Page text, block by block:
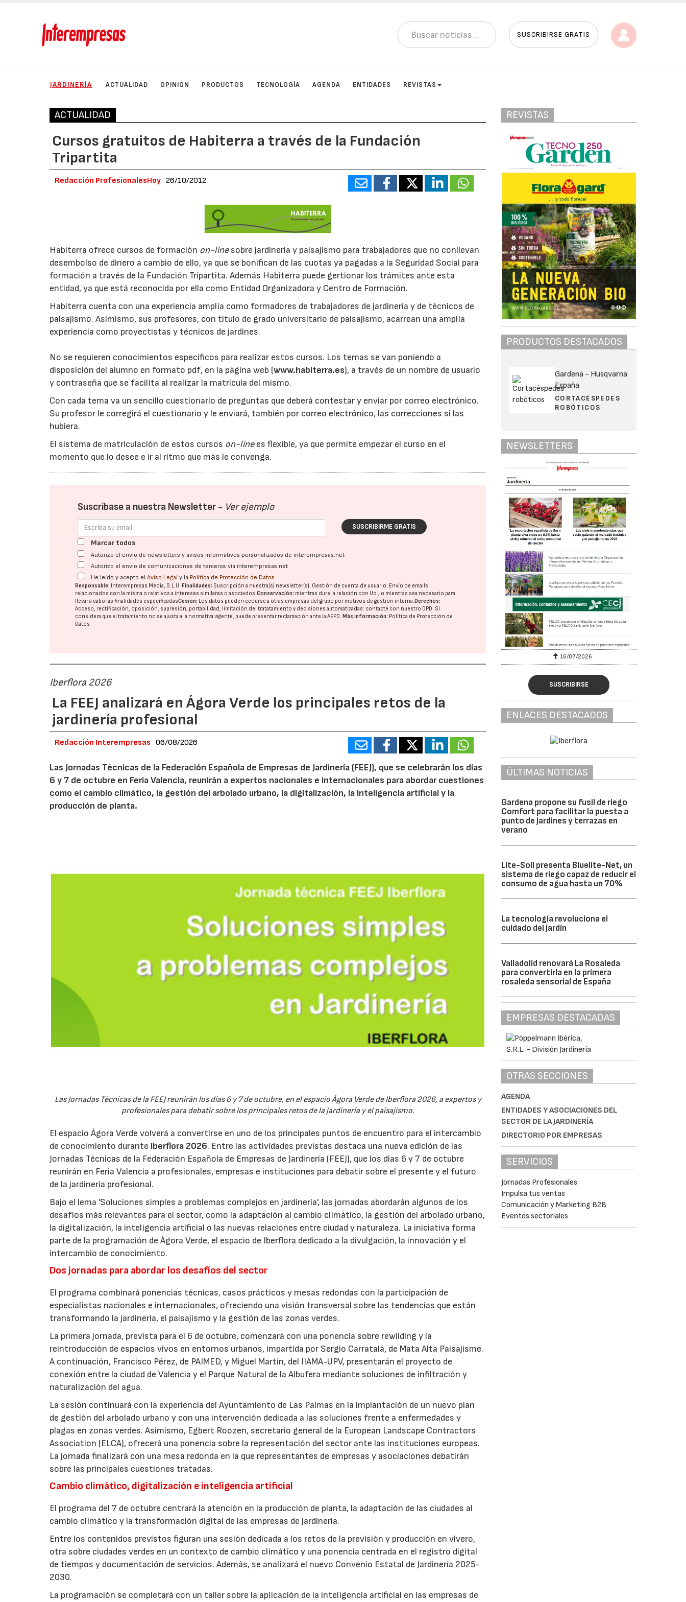
SUSCRIBIRSE GRATIS
JARDINERÍA ACTUALIDAD OPINIÓN PRODUCTOS TECNOLOGÍA AGENDA ENTIDADES REVISTAS
ACTUALIDAD
Cursos gratuitos de Habiterra a través de la Fundación
Tripartita
Redacción ProfesionalesHoy 26/10/2012
Habiterra ofrece cursos de formación on-linesobre jardinería y paisajismo para trabajadores que no conllevan
desembolso de dinero a cambio de ello, ya que se bonifican de las cuotas ya pagadas a la Seguridad Social para
formación a través de la Fundación Tripartita. Además Habiterra puede gertionar los trámites ante esta
entidad, ya que está reconocida por ella como Entidad Organizadora y Centro de Formación.
Habiterra cuenta con una experiencia amplia como formadores de trabajadores de jardinería y de técnicos de
paisajismo. Asimismo, sus profesores, con título de grado universitario de paisajismo, acarrean una amplia
experiencia como proyectistas y técnicos de jardines.
No se requieren conocimientos específicos para realizar estos cursos. Los temas se van poniendo a
disposición del alumno en formato pdf, en la página web (www.habiterra.es), a través de un nombre de usuario
y contraseña que se facilita al realizar la matrícula del mismo.
Con cada tema va un sencillo cuestionario de preguntas que deberá contestar y enviar por correo electrónico.
Su profesor le corregirá el cuestionario y le enviará, también por correo electrónico, las correcciones si las
hubiera.
El sistema de matriculación de estos cursos on-linees flexible, ya que permite empezar el curso en el
momento que lo desee e ir al ritmo que más le convenga.
Suscríbase a nuestra Newsletter - Ver ejemplo
SUSCRIBIRME GRATIS
Marcar todos
Autorizo el envío de newsletters y avisos informativos personalizados de interempresas.net
Autorizo el envío de comunicaciones de terceros vía interempresas.net
He leído y acepto elAviso Legal y la Política de Protección de Datos
Responsable: Interempresas Media, S.L.U.Finalidades: Suscripción a nuestra(s) newsletter(s). Gestión de cuenta de usuario. Envío de emails
relacionados con la misma o relativos a intereses similares o asociados.Conservación: mientras dure la relación con Ud., o mientras sea necesario para
llevar a cabo las finalidades especificadasCesión: Los datos pueden cederse a otras empresas del grupo por motivos de gestión interna.Derechos:
Acceso, rectificación, oposición, supresión, portabilidad, limitación del tratatamiento y decisiones automatizadas: contacte con nuestro DPD. Si
considera que el tratamiento no se ajusta a la normativa vigente, puede presentar reclamación ante laAEPD.Más información: Política de Protección de
Datos
Iberflora 2026
La FEEJ analizará en Ágora Verde los principales retos de la
jardinería profesional
Redacción Interempresas 06/08/2026
Las Jornadas Técnicas de la Federación Española de Empresas de Jardinería (FEEJ), que se celebrarán los días
6 y 7 de octubre en Feria Valencia, reunirán a expertos nacionales e internacionales para abordar cuestiones
como el cambio climático, la gestión del arbolado urbano, la digitalización, la inteligencia artificial y la
producción de planta.
Las Jornadas Técnicas de la FEEJ reunirán los días 6 y 7 de octubre, en el espacio Ágora Verde de Iberflora 2026, a expertos y
profesionales para debatir sobre los principales retos de la jardinería y el paisajismo.
El espacio Ágora Verde volverá a convertirse en uno de los principales puntos de encuentro para el intercambio
de conocimiento durante Iberflora 2026. Entre las actividades previstas destaca una nueva edición de las
Jornadas Técnicas de la Federación Española de Empresas de Jardinería (FEEJ), que los días 6 y 7 de octubre
reunirán en Feria Valencia a profesionales, empresas e instituciones para debatir sobre el presente y el futuro
de la jardinería profesional.
Bajo el lema 'Soluciones simples a problemas complejos en jardinería', las jornadas abordarán algunos de los
desafíos más relevantes para el sector, como la adaptación al cambio climático, la gestión del arbolado urbano,
la digitalización, la inteligencia artificial o las nuevas relaciones entre ciudad y naturaleza. La iniciativa forma
parte de la programación de Ágora Verde, el espacio de Iberflora dedicado a la divulgación, la innovación y el
intercambio de conocimiento.
Dos jornadas para abordar los desafíos del sector
El programa combinará ponencias técnicas, casos prácticos y mesas redondas con la participación de
especialistas nacionales e internacionales, ofreciendo una visión transversal sobre las tendencias que están
transformando la jardinería, el paisajismo y la gestión de las zonas verdes.
La primera jornada, prevista para el 6 de octubre, comenzará con una ponencia sobre rewilding y la
reintroducción de espacios vivos en entornos urbanos, impartida por Sergio Carratalá, de Mata Alta Paisajisme.
A continuación, Francisco Pérez, de PAIMED, y Miguel Martín, del IIAMA-UPV, presentarán el proyecto de
conexión entre la ciudad de Valencia y el Parque Natural de la Albufera mediante soluciones de infiltración y
naturalización del agua.
La sesión continuará con la experiencia del Ayuntamiento de Las Palmas en la implantación de un nuevo plan
de gestión del arbolado urbano y con una intervención dedicada a las soluciones frente a enfermedades y
plagas en zonas verdes. Asimismo, Egbert Roozen, secretario general de la European Landscape Contractors
Association (ELCA), ofrecerá una ponencia sobre la representación del sector ante las instituciones europeas.
La jornada finalizará con una mesa redonda en la que representantes de empresas y asociaciones debatirán
sobre las principales cuestiones tratadas.
Cambio climático, digitalización e inteligencia artificial
El programa del 7 de octubre centrará la atención en la producción de planta, la adaptación de las ciudades al
cambio climático y la transformación digital de las empresas de jardinería.
Entre los contenidos previstos figuran una sesión dedicada a los retos de la previsión y producción en vivero,
otra sobre ciudades verdes en un contexto de cambio climático y una ponencia centrada en el registro digital
de tiempos y documentación de servicios. Además, se analizará el nuevo Convenio Estatal de Jardinería 2025-
2030.
La programación se completará con un taller sobre la aplicación de la inteligencia artificial en las empresas de
REVISTAS
PRODUCTOS DESTACADOS
Gardena - Husqvarna
España
CORTACÉSPEDES
ROBÓTICOS
NEWSLETTERS
16/07/2026
SUSCRIBIRSE
ENLACES DESTACADOS
ÚLTIMAS NOTICIAS
Gardena propone su fusil de riego
Comfort para facilitar la puesta a
punto de jardines y terrazas en
verano
Lite-Soil presenta Bluelite-Net, un
sistema de riego capaz de reducir el
consumo de agua hasta un 70%
La tecnología revoluciona el
cuidado del jardín
Valladolid renovará La Rosaleda
para convertirla en la primera
rosaleda sensorial de España
EMPRESAS DESTACADAS
OTRAS SECCIONES
AGENDA
ENTIDADES Y ASOCIACIONES DEL
SECTOR DE LA JARDINERÍA
DIRECTORIO POR EMPRESAS
SERVICIOS
Jornadas Profesionales
Impulsa tus ventas
Comunicación y Marketing B2B
Eventos sectoriales